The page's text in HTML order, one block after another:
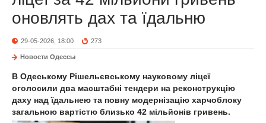
оновлять дах та їдальню
29-05-2026, 18:00 273
Новости Одессы
В Одеському Рішельєвському науковому ліцеї
оголосили два масштабні тендери на реконструкцію
даху над їдальнею та повну модернізацію харчоблоку
загальною вартістю близько 42 мільйонів гривень.